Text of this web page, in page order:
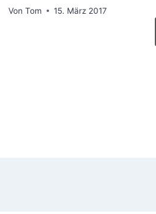
Von Tom 15. März 2017